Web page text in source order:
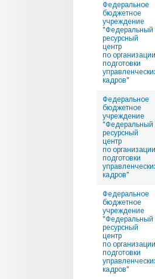
Федеральное
бюджетное
учреждение
"Федеральный
ресурсный
центр
по организации
подготовки
кадров"
Федеральное
бюджетное
учреждение
"Федеральный
ресурсный
центр
по организации
подготовки
кадров"
Федеральное
бюджетное
учреждение
"Федеральный
ресурсный
центр
по организации
подготовки
кадров"